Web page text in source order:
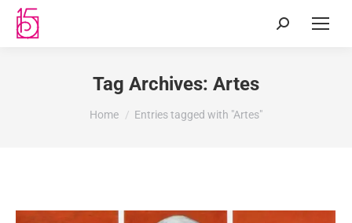
Tag Archives: Artes
You are here:
Home Entries tagged with "Artes"